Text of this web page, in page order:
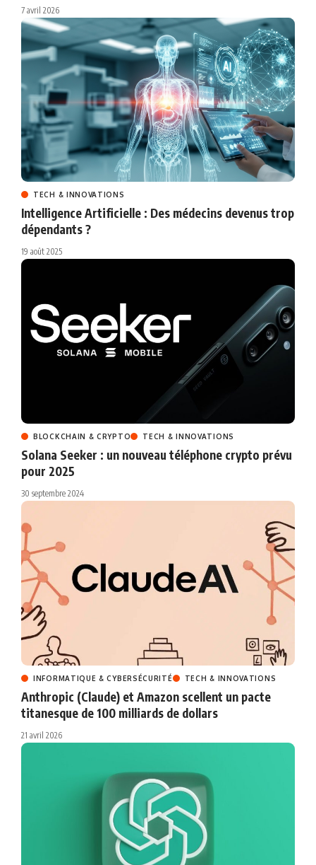
7 avril 2026
TECH & INNOVATIONS
Intelligence Artificielle : Des médecins devenus trop
dépendants ?
19 août 2025
BLOCKCHAIN & CRYPTO TECH & INNOVATIONS
Solana Seeker : un nouveau téléphone crypto prévu
pour 2025
30 septembre 2024
INFORMATIQUE & CYBERSÉCURITÉ TECH & INNOVATIONS
Anthropic (Claude) et Amazon scellent un pacte
titanesque de 100 milliards de dollars
21 avril 2026